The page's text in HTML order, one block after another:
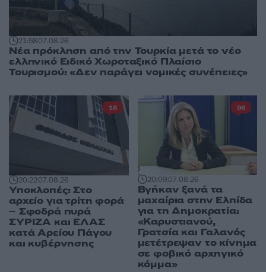
21:5807.08.26
Νέα πρόκληση από την Τουρκία μετά το νέο
ελληνικό Ειδικό Χωροταξικό Πλαίσιο
Τουρισμού: «Δεν παράγει νομικές συνέπειες»
20:2207.08.26
Υποκλοπές: Στο
αρχείο για τρίτη φορά
– Σφοδρά πυρά
ΣΥΡΙΖΑ και ΕΛΑΣ
κατά Αρείου Πάγου
και κυβέρνησης
18
20:0907.08.26
Βγήκαν ξανά τα
μαχαίρια στην Ελπίδα
για τη Δημοκρατία:
«Καρυστιανού,
Γρατσία και Γαλανός
μετέτρεψαν το κίνημα
σε φοβικό αρχηγικό
κόμμα»
96